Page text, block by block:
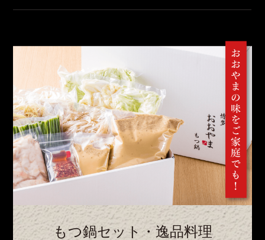
もつ鍋セット・逸品料理